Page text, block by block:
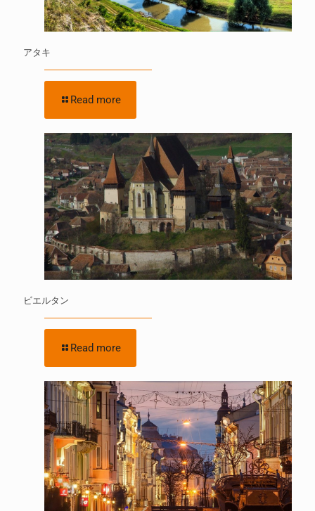
アタキ
Read more
ビエルタン
Read more